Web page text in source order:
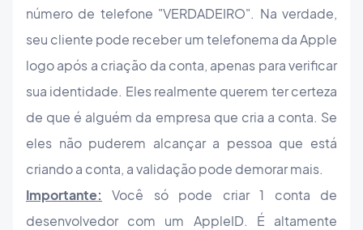
número de telefone "VERDADEIRO". Na verdade,
seu cliente pode receber um telefonema da Apple
logo após a criação da conta, apenas para verificar
sua identidade. Eles realmente querem ter certeza
de que é alguém da empresa que cria a conta. Se
eles não puderem alcançar a pessoa que está
criando a conta, a validação pode demorar mais.
Importante: Você só pode criar 1 conta de
desenvolvedor com um AppleID. É altamente